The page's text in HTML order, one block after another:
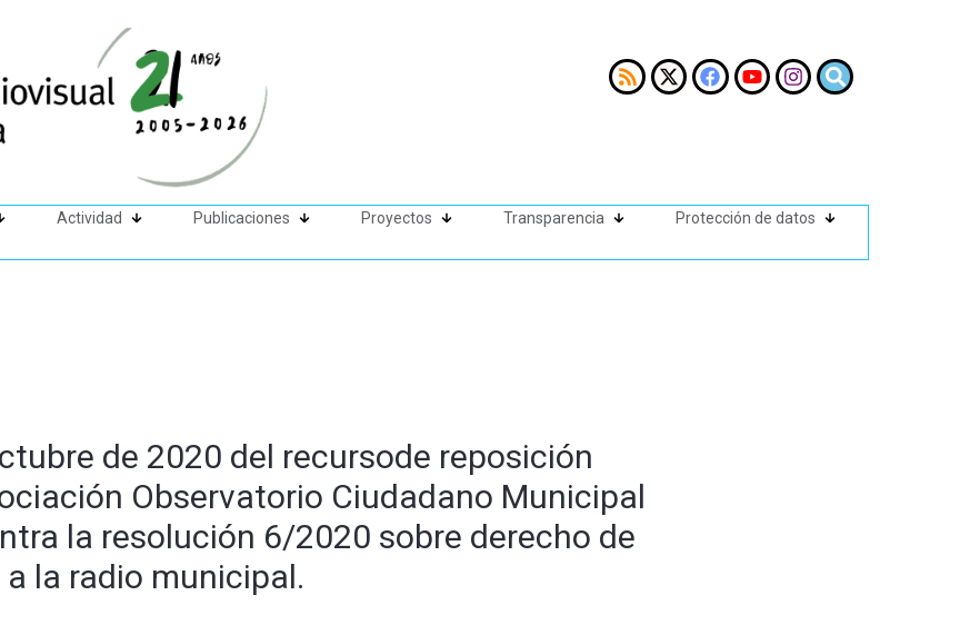
Actividad Publicaciones Proyectos Transparencia Protección de datos
de 2020 del recursode reposición
Observatorio Ciudadano Municipal
la resolución 6/2020 sobre derecho de
la radio municipal.